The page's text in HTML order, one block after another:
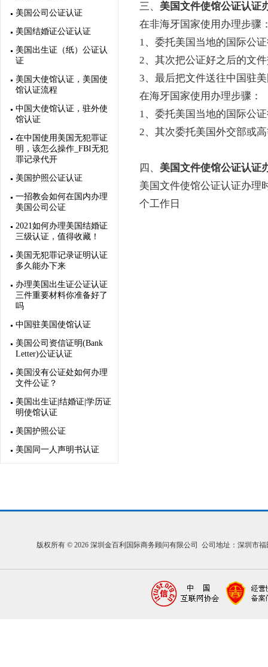
美国公司公证认证
美国结婚证公证认证
美国出生证（纸）公证认
证
美国大使馆认证，美国使
馆认证流程
中国大使馆认证，驻外使
馆认证
在中国使用美国无犯罪证
明，该怎么操作_FBI无犯
罪记录代开
美国护照公证认证
一招教会如何在国内办理
美国公司公证
2021如何办理美国结婚证
三级认证，值得收藏！
美国无犯罪记录证明认证
多久能办下来
办理美国出生证公证认证
三件重要材料你准备好了
吗
中国驻美国使馆认证
美国公司资信证明(Bank
Letter)公证认证
美国没有公证处如何办理
文件公证？
美国出生证|结婚证|学历证
明使馆认证
美国护照公证
美国同一人声明书认证
三、 美国文件使馆公证认证
在非海牙国家使用办理步骤
1、委托美国当地的国际公
2、其次把公证好之后的文
3、最后把文件送往中国驻
在海牙国家使用办理步骤：
1、委托美国当地的国际公
2、其次委托美国外交部或
四、 美国文件使馆公证认证
美国文件使馆公证认证办理
个工作日
版权所有 © 2026 深圳金百利国际商务顾问有限公司 公司地址：深圳市